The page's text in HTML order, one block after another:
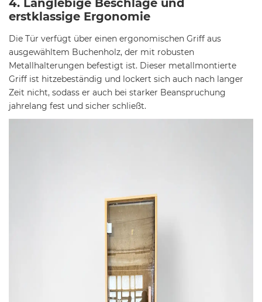
4. Langlebige Beschläge und
erstklassige Ergonomie
Die Tür verfügt über einen ergonomischen Griff aus
ausgewähltem Buchenholz, der mit robusten
Metallhalterungen befestigt ist. Dieser metallmontierte
Griff ist hitzebeständig und lockert sich auch nach langer
Zeit nicht, sodass er auch bei starker Beanspruchung
jahrelang fest und sicher schließt.